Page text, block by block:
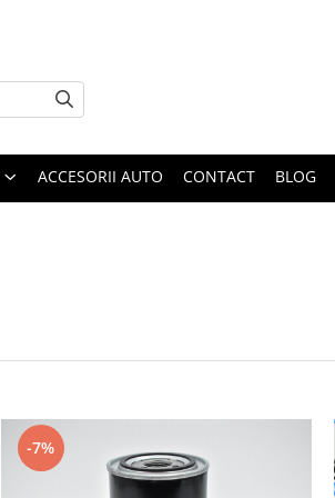
ACCESORII AUTO CONTACT BLOG
-7%